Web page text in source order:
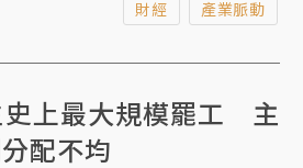
半年營運表現可望優於上半年，
進行商議。
財經 產業脈動
史上最大規模罷工 主
配不均